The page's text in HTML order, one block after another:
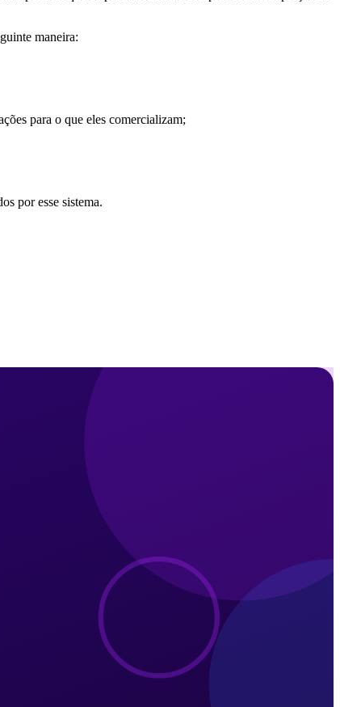
maneira:
para o que eles comercializam;
por esse sistema.